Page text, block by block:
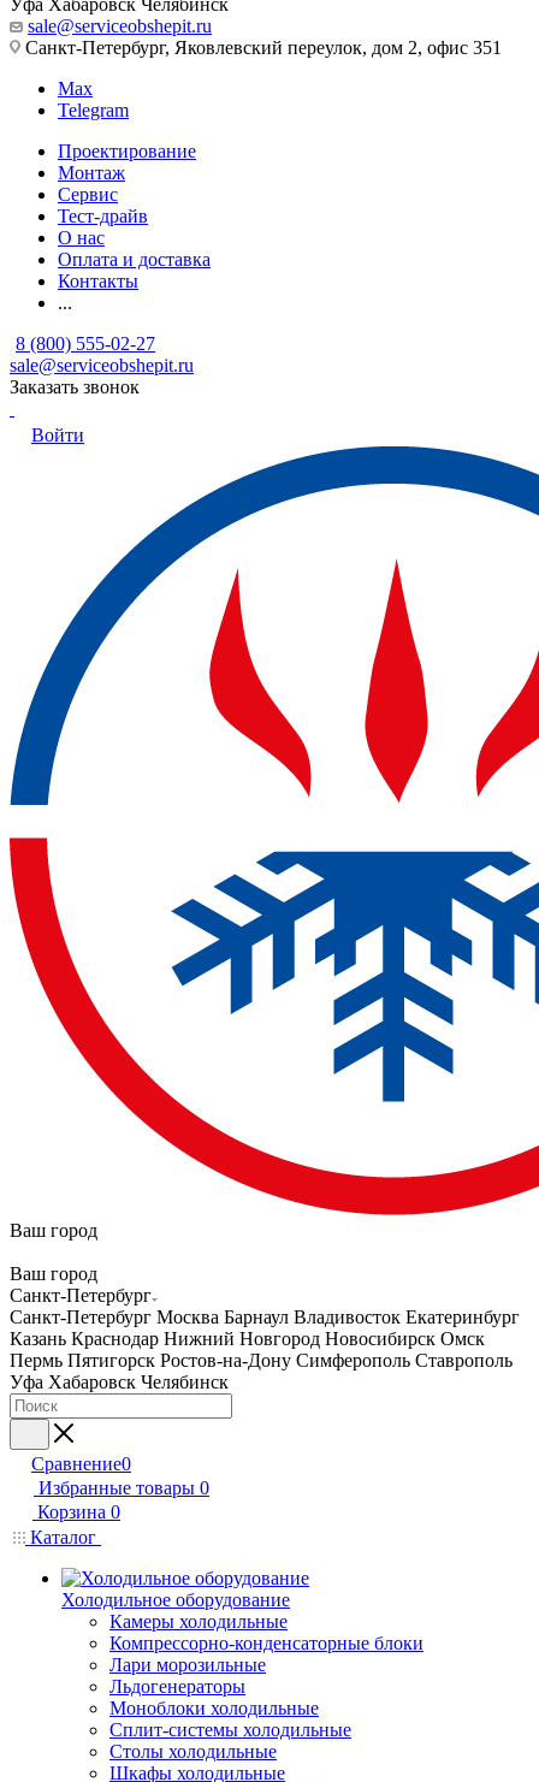
Уфа Хабаровск Челябинск
sale@serviceobshepit.ru
Санкт-Петербург, Яковлевский переулок, дом 2, офис 351
Max
Telegram
Проектирование
Монтаж
Сервис
Тест-драйв
О нас
Оплата и доставка
Контакты
...
8 (800) 555-02-27
sale@serviceobshepit.ru
Заказать звонок
Войти
Ваш город
Ваш город
Санкт-Петербург
Санкт-Петербург Москва Барнаул Владивосток Екатеринбург
Казань Краснодар Нижний Новгород Новосибирск Омск
Пермь Пятигорск Ростов-на-Дону Симферополь Ставрополь
Уфа Хабаровск Челябинск
Сравнение0
Избранные товары 0
Корзина 0
Каталог
Холодильное оборудование
Камеры холодильные
Компрессорно-конденсаторные блоки
Лари морозильные
Льдогенераторы
Моноблоки холодильные
Сплит-системы холодильные
Столы холодильные
Шкафы холодильные